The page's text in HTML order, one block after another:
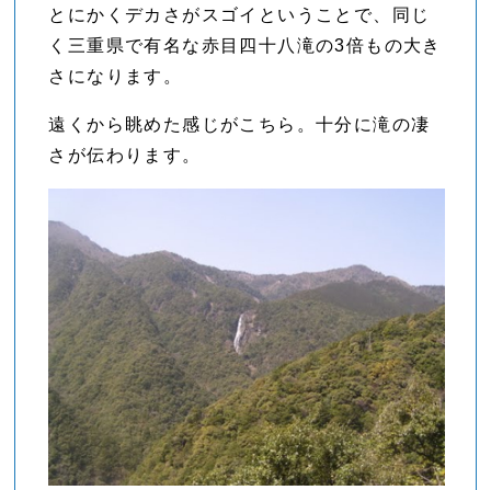
とにかくデカさがスゴイということで、同じ
く三重県で有名な赤目四十八滝の3倍もの大き
さになります。
遠くから眺めた感じがこちら。十分に滝の凄
さが伝わります。